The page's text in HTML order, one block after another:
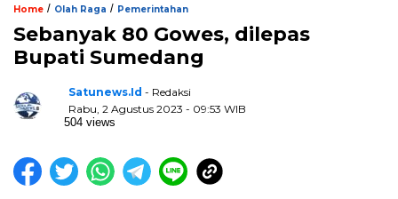
Home / Olah Raga / Pemerintahan
Sebanyak 80 Gowes, dilepas
Bupati Sumedang
Satunews.id - Redaksi
Rabu, 2 Agustus 2023 - 09:53 WIB
504 views